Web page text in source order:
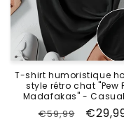
T-shirt humoristique
style rétro chat "Pew
Madafakas" -
Prix
€59,99
Prix